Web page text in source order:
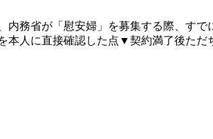
内務省が「慰安婦」を募集する際、す
本人に直接確認した点▼契約満了後ただ